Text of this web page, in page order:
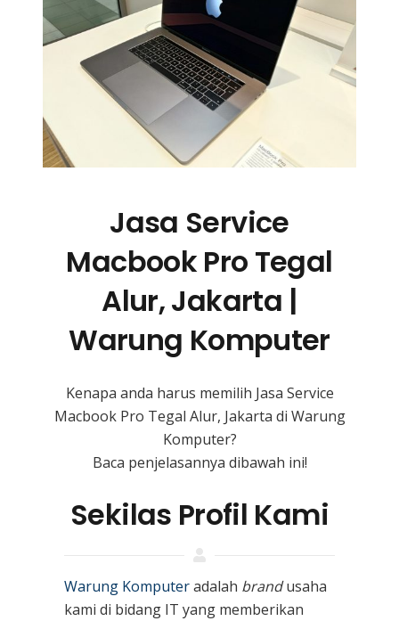
Jasa Service
Macbook Pro Tegal
Alur, Jakarta |
Warung Komputer
Kenapa anda harus memilih Jasa Service
Macbook Pro Tegal Alur, Jakarta di Warung
Komputer?
Baca penjelasannya dibawah ini!
Sekilas Profil Kami
Warung Komputeradalah brandusaha
kami di bidang IT yang memberikan